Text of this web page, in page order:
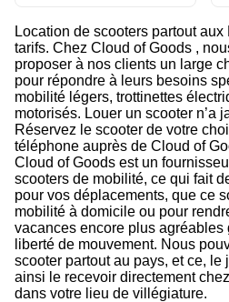
Location de scooters partout
tarifs. Chez Cloud of Goods ,
proposer à nos clients un large
pour répondre à leurs besoins
mobilité légers, trottinettes
motorisés. Louer un scooter n’a
Réservez le scooter de votre
téléphone auprès de Cloud of
Cloud of Goods est un
scooters de mobilité, ce qui fait
pour vos déplacements, que ce
mobilité à domicile ou pour
vacances encore plus
liberté de mouvement. Nous
scooter partout au pays, et ce, le
ainsi le recevoir directement
dans votre lieu de villégiature.